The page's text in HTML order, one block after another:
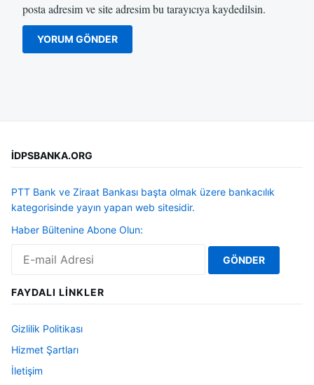
posta adresim ve site adresim bu tarayıcıya kaydedilsin.
İDPSBANKA.ORG
PTT Bank ve Ziraat Bankası başta olmak üzere bankacılık
kategorisinde yayın yapan web sitesidir.
Haber Bültenine Abone Olun:
FAYDALI LINKLER
Gizlilik Politikası
Hizmet Şartları
İletişim